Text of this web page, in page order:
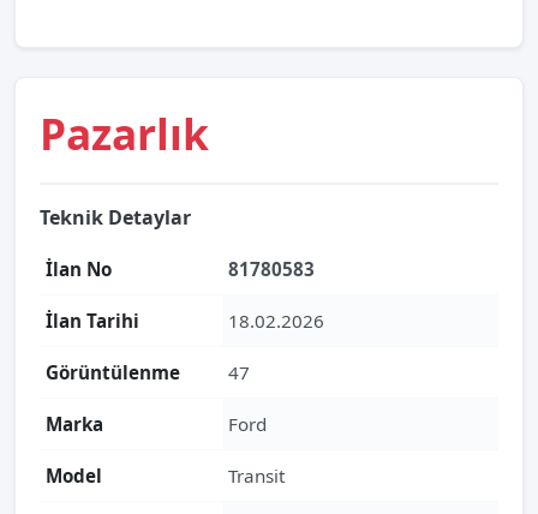
Pazarlık
Teknik Detaylar
İlan No 81780583
İlan Tarihi 18.02.2026
Görüntülenme 47
Marka Ford
Model Transit